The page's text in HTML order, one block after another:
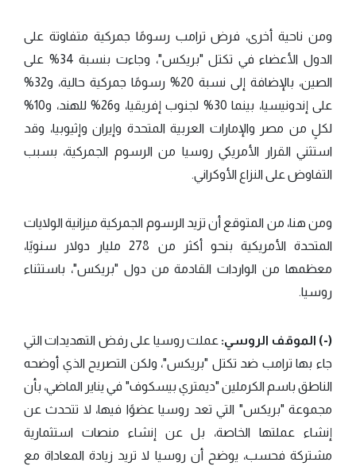
ومن ناحية أخرى، فرض ترامب رسومًا جمركية متفاوتة على
الدول الأعضاء في تكتل "بريكس"، وجاءت بنسبة 34% على
الصين، بالإضافة إلى نسبة 20% رسومًا جمركية حالية، و32%
على إندونيسيا، بينما 30% لجنوب إفريقيا، و26% للهند، و10%
لكلٍ من مصر والإمارات العربية المتحدة وإيران وإثيوبيا، وقد
استثني القرار الأمريكي روسيا من الرسوم الجمركية، بسبب
التفاوض على النزاع الأوكراني.
ومن هنا، من المتوقع أن تزيد الرسوم الجمركية ميزانية الولايات
المتحدة الأمريكية بنحو أكثر من 278 مليار دولار سنويًا،
معظمها من الواردات القادمة من دول "بريكس"، باستثناء
روسيا.
(-) الموقف الروسي: عملت روسيا على رفض التهديدات التي
جاء بها ترامب ضد تكتل "بريكس"، ولكن التصريح الذي أوضحه
الناطق باسم الكرملين "ديمتري بيسكوف" في يناير الماضي، بأن
مجموعة "بريكس" التي تعد روسيا عضوًا فيها، لا تتحدث عن
إنشاء عملتها الخاصة، بل عن إنشاء منصات استثمارية
مشتركة فحسب، يوضح أن روسيا لا تريد زيادة المعاداة مع